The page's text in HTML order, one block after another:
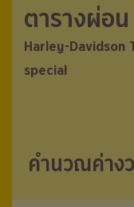
ตารางผ่อน
Harley-Davidson
special
ตารางผ่อน
Harley-Davidson
special
คำนวณค่าง